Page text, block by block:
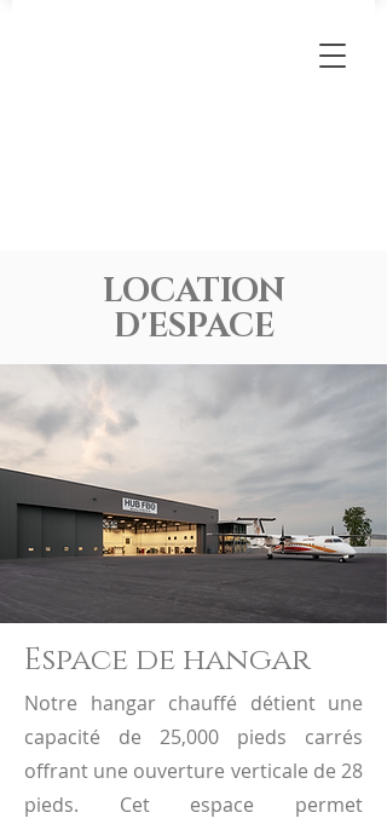
LOCATION
D'ESPACE
Espace de hangar
Notre hangar chauffé détient une
capacité de 25,000 pieds carrés
offrant une ouverture verticale de 28
pieds. Cet espace permet